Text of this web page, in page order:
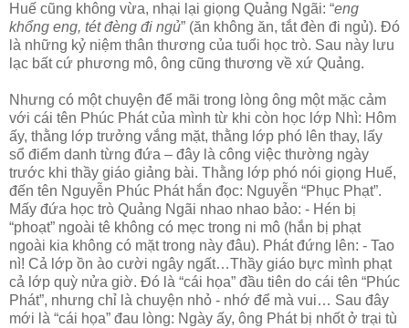
Huế cũng không vừa, nhại lại giọng Quảng Ngãi: “eng
khổng eng, tét đèng đi ngủ” (ăn không ăn, tắt đèn đi ngủ). Đó
là những kỷ niệm thân thương của tuổi học trò. Sau này lưu
lạc bất cứ phương mô, ông cũng thương về xứ Quảng.
Nhưng có một chuyện để mãi trong lòng ông một mặc cảm
với cái tên Phúc Phát của mình từ khi còn học lớp Nhì: Hôm
ấy, thằng lớp trưởng vắng mặt, thằng lớp phó lên thay, lấy
sổ điểm danh từng đứa – đây là công việc thường ngày
trước khi thầy giáo giảng bài. Thằng lớp phó nói giọng Huế,
đến tên Nguyễn Phúc Phát hắn đọc: Nguyễn “Phục Phạt”.
Mấy đứa học trò Quảng Ngãi nhao nhao bảo: - Hén bị
“phoạt” ngoài tê không có mẹc trong ni mô (hắn bị phạt
ngoài kia không có mặt trong này đâu). Phát đứng lên: - Tao
nì! Cả lớp ồn ào cười ngây ngất…Thầy giáo bực mình phạt
cả lớp quỳ nửa giờ. Đó là “cái họa” đầu tiên do cái tên “Phúc
Phát”, nhưng chỉ là chuyện nhỏ - nhớ để mà vui… Sau đây
mới là “cái họa” đau lòng: Ngày ấy, ông Phát bị nhốt ở trại tù